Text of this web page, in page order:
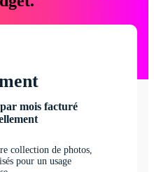
mois facturé
collection de photos,
pour un usage